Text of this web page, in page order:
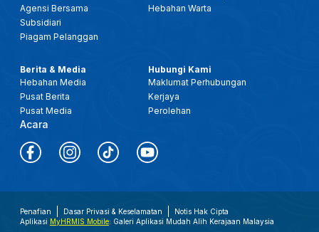
Agensi Bersama
Subsidiari
Piagam Pelanggan
Hebahan Warta
Berita & Media
Hebahan Media
Pusat Berita
Pusat Media
Acara
Hubungi Kami
Maklumat Perhubungan
Kerjaya
Perolehan
Penafian Dasar Privasi & Keselamatan
Notis Hak Cipta
Aplikasi MyHRMIS Mobile: Galeri Aplikasi Mudah Alih Kerajaan Malaysia